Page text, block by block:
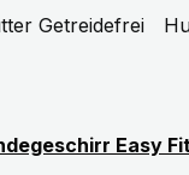
Getreidefrei
Easy